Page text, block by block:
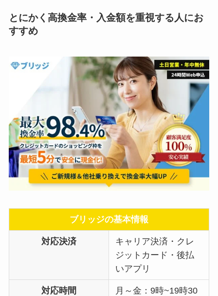
とにかく高換金率・入金額を重視する人にお
すすめ
ブリッジの基本情報
対応決済
キャリア決済・クレ
ジットカード・後払
いアプリ
対応時間
月～金：9時~19時30